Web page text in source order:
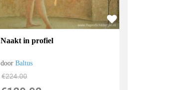
Naakt in profiel
doorBaltus
€224.00